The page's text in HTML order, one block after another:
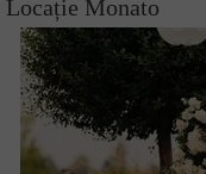
Locație Monato